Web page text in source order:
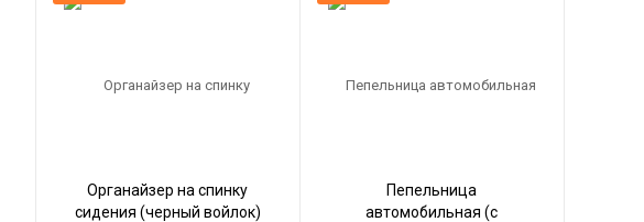
Органайзер на спинку
сидения (черный войлок)
Пепельница
автомобильная (с